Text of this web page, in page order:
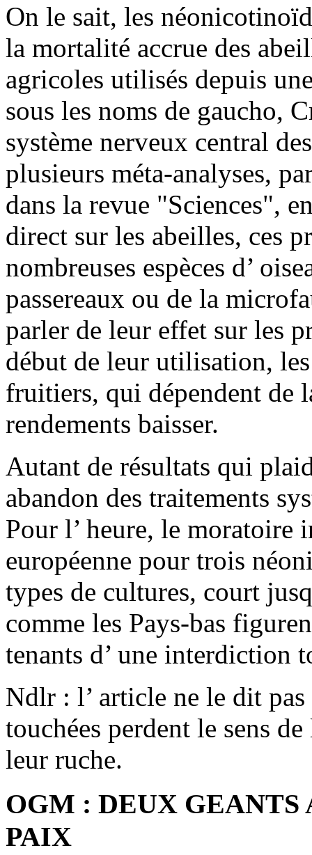
On le sait, les
la mortalité accrue des
agricoles utilisés depuis
sous les noms de gaucho,
système nerveux central
plusieurs méta-analyses,
dans la revue "Sciences",
direct sur les abeilles, ces
nombreuses espèces d’
passereaux ou de la
parler de leur effet sur les
début de leur utilisation,
fruitiers, qui dépendent de
rendements baisser.
Autant de résultats qui
abandon des traitements
Pour l’ heure, le moratoire
européenne pour trois
types de cultures, court
comme les Pays-bas
tenants d’ une interdiction
Ndlr : l’ article ne le dit
touchées perdent le sens
leur ruche.
OGM : DEUX
PAIX